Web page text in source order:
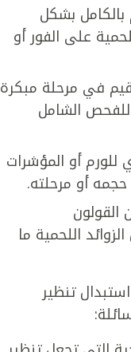
بالكامل بشكل
على الفور أو
في مرحلة مبكرة
للفحص الشامل
أو المؤشرات
أو مرحلته.
اللحمية ما
تنظير